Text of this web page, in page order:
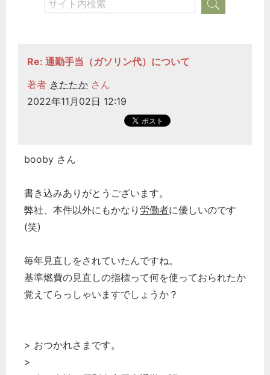
Re: 通勤手当（ガソリン代）について
著者 きたたか さん
2022年11月02日 12:19
booby さん
書き込みありがとうございます。
弊社、本件以外にもかなり 労働者に優しいのです
(笑)
毎年見直しをされていたんですね。
基準燃費の見直しの指標って何を使っておられたか
覚えてらっしゃいますでしょうか？
> おつかれさまです。
>